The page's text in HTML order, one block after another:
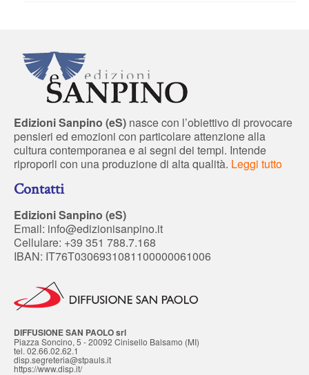
Edizioni Sanpino (eS) nasce con l’obiettivo di provocare
pensieri ed emozioni con particolare attenzione alla
cultura contemporanea e ai segni dei tempi. Intende
riproporli con una produzione di alta qualità. Leggi tutto
Contatti
Edizioni Sanpino (eS)
Email: info@edizionisanpino.it
Cellulare: +39 351 788.7.168
IBAN: IT76T0306931081100000061006
DIFFUSIONE SAN PAOLO srl
Piazza Soncino, 5 - 20092 Cinisello Balsamo (MI)
tel. 02.66.02.62.1
disp.segreteria@stpauls.it
https://www.disp.it/